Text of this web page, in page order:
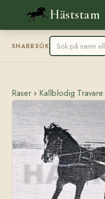
Häststam
SNABBSÖK
Raser › Kallblodig Travare